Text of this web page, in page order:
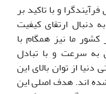
و با تاکید بر
دنبال ارتقای کیفیت
ما نیز همگام با
به سرعت و با تبادل
از توان بالای این
شده اند. هدف اصلی این